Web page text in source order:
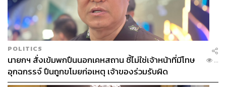
POLITICS
นายกฯ สั่งเข้มพกปืนนอกเคหสถาน ชี้ไม่ใช่เจ้าหน้าที่มีโทษ
อุกฉกรรจ์ ปืนถูกขโมยก่อเหตุ เจ้าของร่วมรับผิด
...